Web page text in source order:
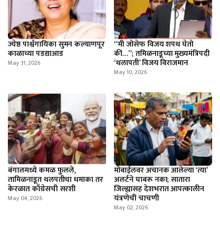
ज्येष्ठ पार्श्वगायिका सुमन कल्याणपूर
काळाच्या पडद्याआड
May 31, 2026
​“मी जोसेफ विजय शपथ घेतो
की…”; तमिळनाडूच्या मुख्यमंत्रिपदी
‘थलापती’ विजय विराजमान
May 10, 2026
बंगालमध्ये कमळ फुलले,
तामिळनाडूत थलपतीचा धमाका तर
केरळात काँग्रेसची सरशी
May 04, 2026
मोबाईलवर अचानक आलेल्या ‘त्या’
अलर्टने घाबरू नका; सातारा
जिल्ह्यासह देशभरात आपत्कालीन
यंत्रणेची चाचणी
May 02, 2026